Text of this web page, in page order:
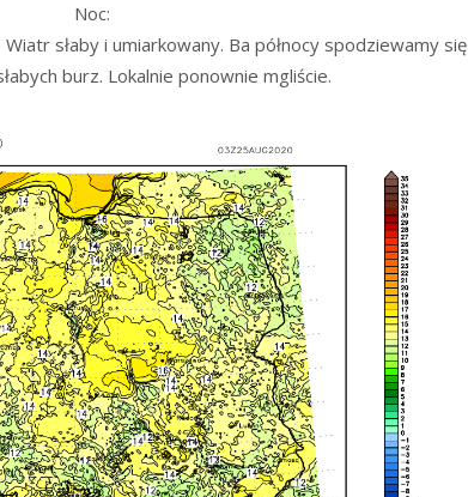
Noc:
słaby i umiarkowany. Ba północy spodziewamy się
burz. Lokalnie ponownie mgliście.